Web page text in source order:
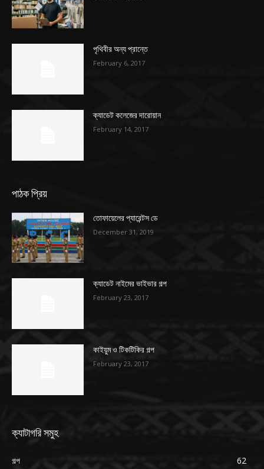
পৃথিবীর অন্য প্রান্তে
February 6, 2017
ক্যাডেট কলেজের দারোয়ান
February 14, 2017
পাঠক প্রিয়
তোফায়েলের প্যারেন্টস ডে
December 31, 2019
ক্যাডেট নাইমের ভাইভার গল্প
February 23, 2017
কাইয়ুম ও টিকটিকির গল্প
February 23, 2017
ক্যাটাগরি সমুহ
গল্প
62